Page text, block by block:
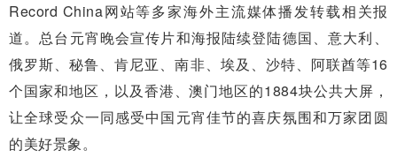
Record China网站等多家海外主流媒体播发转载相关报
道。总台元宵晚会宣传片和海报陆续登陆德国、意大利、
俄罗斯、秘鲁、肯尼亚、南非、埃及、沙特、阿联酋等16
个国家和地区，以及香港、澳门地区的1884块公共大屏，
让全球受众一同感受中国元宵佳节的喜庆氛围和万家团圆
的美好景象。